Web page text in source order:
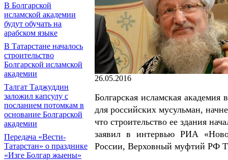
В Болгарской
исламской академии
будут обучать на
арабском языке
В Татарстане началось
строительство
Болгарской исламской
академии
Талгат Таджуддин
заложил капсулу с
посланием потомкам в
основание Болгарской
академии
Передача «Вести-
Татарстан» о празднике
«Изге Болгар жыены»
26.05.2016
Болгарская исламская академия
для российских мусульман,
что строительство ее здания
заявил в интервью РИА «
России, Верховный муфтий РФ